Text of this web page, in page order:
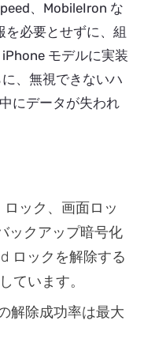
、MobileIron な
を必要とせずに、組
モデルに実装
、無視できないハ
にデータが失われ
ック、画面ロッ
ックアップ暗号化
ロックを解除する
ています。
解除成功率は最大